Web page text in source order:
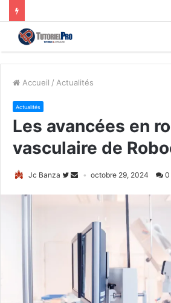
Accueil / Actualités
Actualités
Les avancées en
vasculaire de
Jc Banza octobre 29, 2024 0